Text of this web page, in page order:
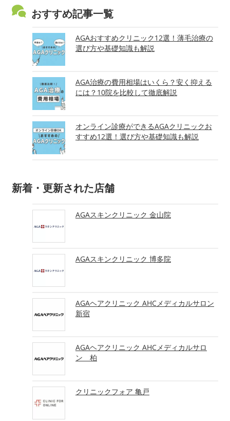
おすすめ記事一覧
AGAおすすめクリニック12選！薄毛治療の
選び方や基礎知識も解説
AGA治療の費用相場はいくら？安く抑える
には？10院を比較して徹底解説
オンライン診療ができるAGAクリニックお
すすめ12選！選び方や基礎知識も解説
新着・更新された店舗
AGAスキンクリニック 金山院
AGAスキンクリニック 博多院
AGAヘアクリニック AHCメディカルサロン
新宿
AGAヘアクリニック AHCメディカルサロ
ン 柏
クリニックフォア 亀戸